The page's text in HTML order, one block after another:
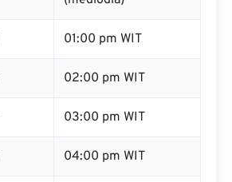
01:00 pm WIT
02:00 pm WIT
03:00 pm WIT
04:00 pm WIT